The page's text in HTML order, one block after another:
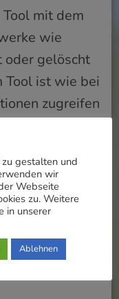
mit dem
wie
oder gelöscht
Tool ist wie bei
zugreifen
von
gestalten und
wir
Webseite
zu. Weitere
in unserer
Ablehnen